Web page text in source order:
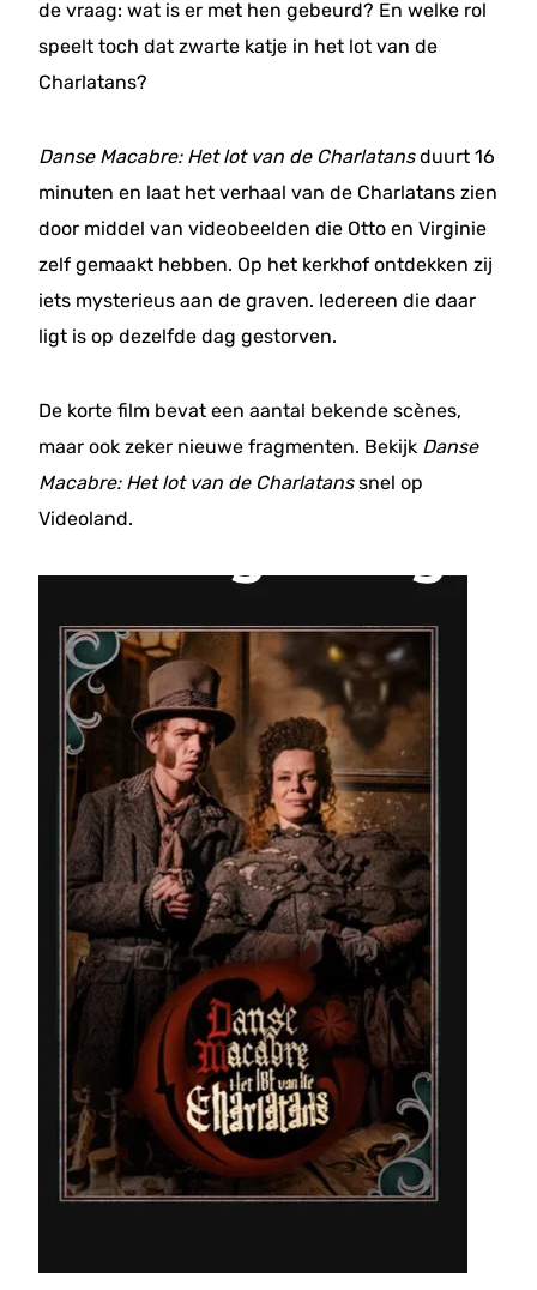
de vraag: wat is er met hen gebeurd? En welke rol
speelt toch dat zwarte katje in het lot van de
Charlatans?
Danse Macabre: Het lot van de Charlatansduurt 16
minuten en laat het verhaal van de Charlatans zien
door middel van videobeelden die Otto en Virginie
zelf gemaakt hebben. Op het kerkhof ontdekken zij
iets mysterieus aan de graven. Iedereen die daar
ligt is op dezelfde dag gestorven.
De korte film bevat een aantal bekende scènes,
maar ook zeker nieuwe fragmenten. Bekijk Danse
Macabre: Het lot van de Charlatanssnel op
Videoland.